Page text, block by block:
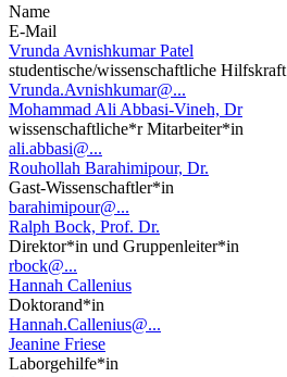
Name
E-Mail
Vrunda Avnishkumar Patel
studentische/wissenschaftliche Hilfskraft
Vrunda.Avnishkumar@...
Mohammad Ali Abbasi-Vineh, Dr
wissenschaftliche*r Mitarbeiter*in
ali.abbasi@...
Rouhollah Barahimipour, Dr.
Gast-Wissenschaftler*in
barahimipour@...
Ralph Bock, Prof. Dr.
Direktor*in und Gruppenleiter*in
rbock@...
Hannah Callenius
Doktorand*in
Hannah.Callenius@...
Jeanine Friese
Laborgehilfe*in